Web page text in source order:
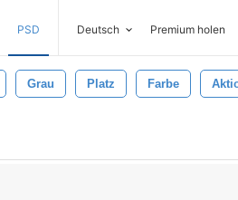
PSD Deutsch Premium holen
Grau Platz Farbe